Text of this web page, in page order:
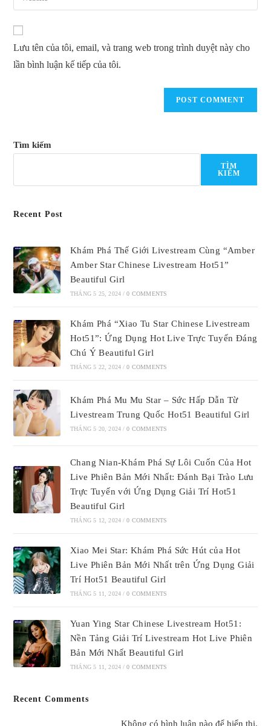
comment
address
your
URL
(optional)
Lưu tên của tôi, email, và trang web trong trình duyệt này cho
lần bình luận kế tiếp của tôi.
Tìm kiếm
TÌM
KIẾM
Recent Post
Khám Phá Thế Giới Livestream Cùng “Amber
Amber Star Chinese Livestream Hot51”
Beautiful Girl
THÁNG 5 25, 2024 / 0 COMMENTS
Khám Phá “Xiao Tu Star Chinese Livestream
Hot51”: Ứng Dụng Hot Live Trực Tuyến Đáng
Chú Ý Beautiful Girl
THÁNG 5 22, 2024 / 0 COMMENTS
Khám Phá Mu Mu Star – Sức Hấp Dẫn Từ
Livestream Trung Quốc Hot51 Beautiful Girl
THÁNG 5 20, 2024 / 0 COMMENTS
Chang Nian-Khám Phá Sự Lôi Cuốn Của Hot
Live Phiên Bản Mới Nhất: Đánh Bại Trào Lưu
Trực Tuyến với Ứng Dụng Giải Trí Hot51
Beautiful Girl
THÁNG 5 12, 2024 / 0 COMMENTS
Xiao Mei Star: Khám Phá Sức Hút của Hot
Live Phiên Bản Mới Nhất trên Ứng Dụng Giải
Trí Hot51 Beautiful Girl
THÁNG 5 11, 2024 / 0 COMMENTS
Yuan Ying Star Chinese Livestream Hot51:
Nền Tảng Giải Trí Livestream Hot Live Phiên
Bản Mới Nhất Beautiful Girl
THÁNG 5 11, 2024 / 0 COMMENTS
Recent Comments
Không có bình luận nào để hiển thị.